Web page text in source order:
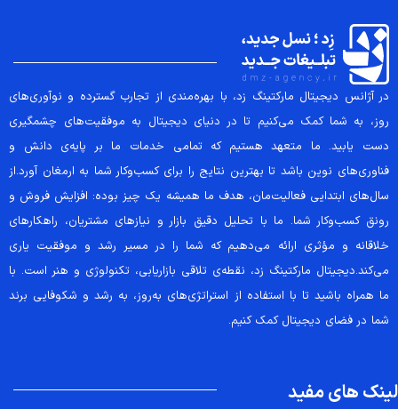
در آژانس دیجیتال مارکتینگ زد، با بهره‌مندی از تجارب گسترده و نوآوری‌های
روز، به شما کمک می‌کنیم تا در دنیای دیجیتال به موفقیت‌های چشمگیری
دست یابید. ما متعهد هستیم که تمامی خدمات ما بر پایه‌ی دانش و
فناوری‌های نوین باشد تا بهترین نتایج را برای کسب‌وکار شما به ارمغان آورد.از
سال‌های ابتدایی فعالیت‌مان، هدف ما همیشه یک چیز بوده: افزایش فروش و
رونق کسب‌وکار شما. ما با تحلیل دقیق بازار و نیازهای مشتریان، راهکارهای
خلاقانه و مؤثری ارائه می‌دهیم که شما را در مسیر رشد و موفقیت یاری
می‌کند.دیجیتال مارکتینگ زد، نقطه‌ی تلاقی بازاریابی، تکنولوژی و هنر است. با
ما همراه باشید تا با استفاده از استراتژی‌های به‌روز، به رشد و شکوفایی برند
شما در فضای دیجیتال کمک کنیم.
لینک های مفید